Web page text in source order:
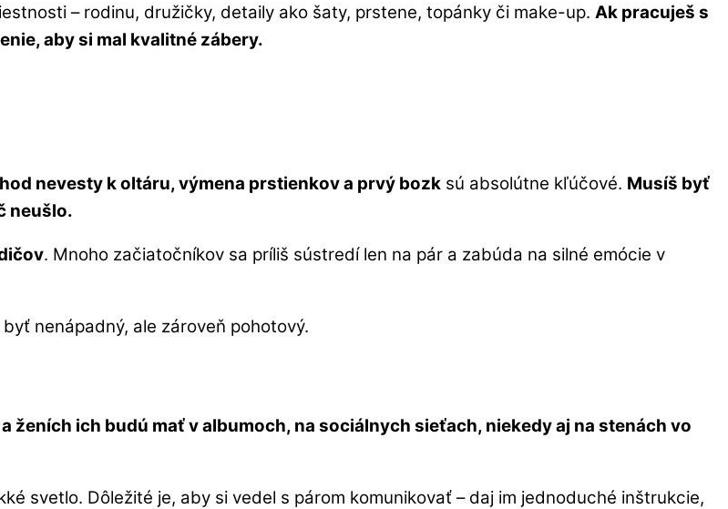
– rodinu, družičky, detaily ako šaty, prstene, topánky či make-up. Ak pracuješ s
aby si mal kvalitné zábery.
nevesty k oltáru, výmena prstienkov a prvý bozk sú absolútne kľúčové. Musíš byť
neušlo.
. Mnoho začiatočníkov sa príliš sústredí len na pár a zabúda na silné emócie v
nenápadný, ale zároveň pohotový.
ženích ich budú mať v albumoch, na sociálnych sieťach, niekedy aj na stenách vo
svetlo. Dôležité je, aby si vedel s párom komunikovať – daj im jednoduché inštrukcie,